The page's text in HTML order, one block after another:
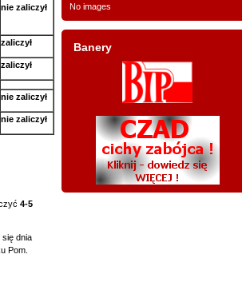
nie zaliczył
zaliczył
zaliczył
nie zaliczył
nie zaliczył
4-5
się dnia
Pom.
No images
Banery